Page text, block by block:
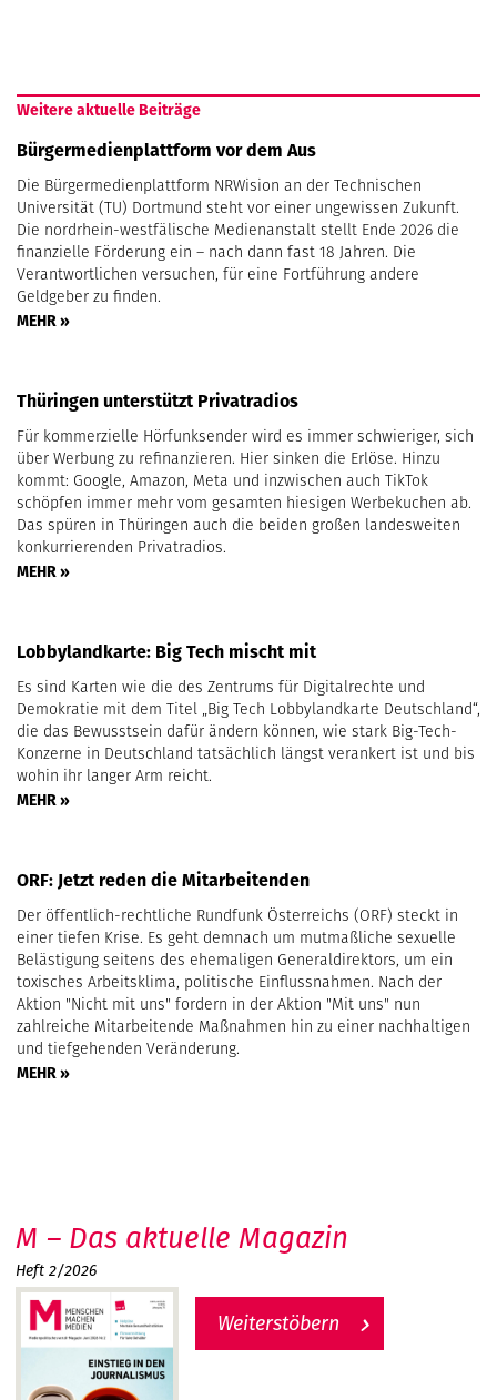
Weitere aktuelle Beiträge
Bürgermedienplattform vor dem Aus
Die Bürgermedienplattform NRWision an der Technischen
Universität (TU) Dortmund steht vor einer ungewissen Zukunft.
Die nordrhein-westfälische Medienanstalt stellt Ende 2026 die
finanzielle Förderung ein – nach dann fast 18 Jahren. Die
Verantwortlichen versuchen, für eine Fortführung andere
Geldgeber zu finden.
MEHR »
Thüringen unterstützt Privatradios
Für kommerzielle Hörfunksender wird es immer schwieriger, sich
über Werbung zu refinanzieren. Hier sinken die Erlöse. Hinzu
kommt: Google, Amazon, Meta und inzwischen auch TikTok
schöpfen immer mehr vom gesamten hiesigen Werbekuchen ab.
Das spüren in Thüringen auch die beiden großen landesweiten
konkurrierenden Privatradios.
MEHR »
Lobbylandkarte: Big Tech mischt mit
Es sind Karten wie die des Zentrums für Digitalrechte und
Demokratie mit dem Titel „Big Tech Lobbylandkarte Deutschland“,
die das Bewusstsein dafür ändern können, wie stark Big-Tech-
Konzerne in Deutschland tatsächlich längst verankert ist und bis
wohin ihr langer Arm reicht.
MEHR »
ORF: Jetzt reden die Mitarbeitenden
Der öffentlich-rechtliche Rundfunk Österreichs (ORF) steckt in
einer tiefen Krise. Es geht demnach um mutmaßliche sexuelle
Belästigung seitens des ehemaligen Generaldirektors, um ein
toxisches Arbeitsklima, politische Einflussnahmen. Nach der
Aktion "Nicht mit uns" fordern in der Aktion "Mit uns" nun
zahlreiche Mitarbeitende Maßnahmen hin zu einer nachhaltigen
und tiefgehenden Veränderung.
MEHR »
M – Das aktuelle Magazin
Heft 2/2026
Weiterstöbern